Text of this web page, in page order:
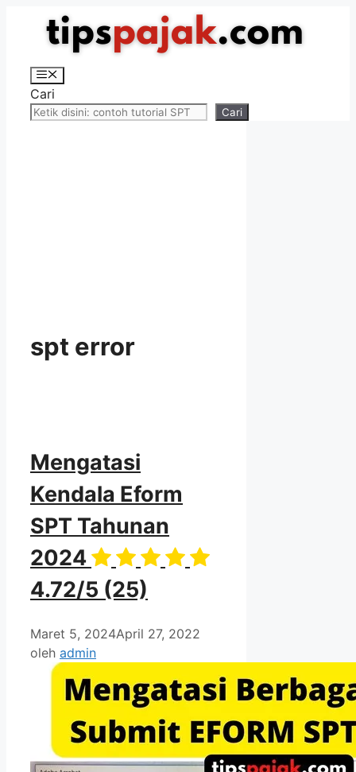
Langsung
Menu
Cari
Cari
spt error
Mengatasi
Kendala Eform
SPT Tahunan
2024
4.72/5 (25)
Maret 5, 2024April 27, 2022
oleh admin